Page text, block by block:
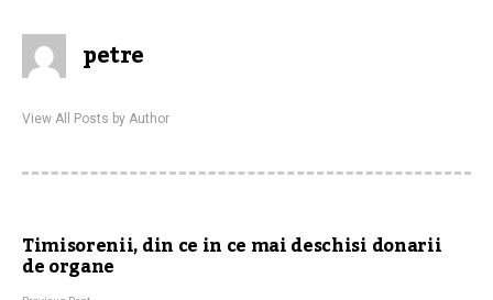
petre
View All Posts by Author
Timisorenii, din ce in ce mai deschisi donarii
de organe